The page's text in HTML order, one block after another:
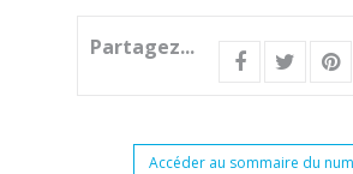
Partagez...
Accéder au sommaire du